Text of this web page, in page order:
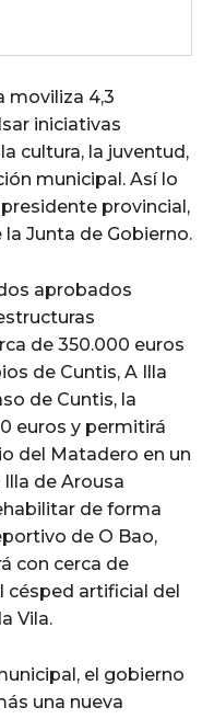
moviliza 4,3
iniciativas
cultura, la juventud,
municipal. Así lo
provincial,
Junta de Gobierno.
aprobados
de 350.000 euros
de Cuntis, A Illa
de Cuntis, la
euros y permitirá
del Matadero en un
de Arousa
de forma
de O Bao,
con cerca de
césped artificial del
Vila.
el gobierno
una nueva